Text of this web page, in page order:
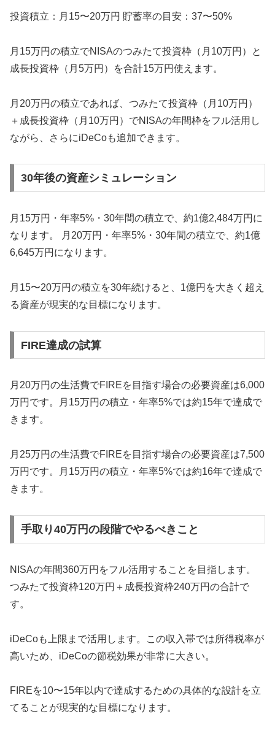
投資積立：月15〜20万円 貯蓄率の目安：37〜50%
月15万円の積立でNISAのつみたて投資枠（月10万円）と
成長投資枠（月5万円）を合計15万円使えます。
月20万円の積立であれば、つみたて投資枠（月10万円）
＋成長投資枠（月10万円）でNISAの年間枠をフル活用し
ながら、さらにiDeCoも追加できます。
30年後の資産シミュレーション
月15万円・年率5%・30年間の積立で、約1億2,484万円に
なります。 月20万円・年率5%・30年間の積立で、約1億
6,645万円になります。
月15〜20万円の積立を30年続けると、1億円を大きく超え
る資産が現実的な目標になります。
FIRE達成の試算
月20万円の生活費でFIREを目指す場合の必要資産は6,000
万円です。月15万円の積立・年率5%では約15年で達成で
きます。
月25万円の生活費でFIREを目指す場合の必要資産は7,500
万円です。月15万円の積立・年率5%では約16年で達成で
きます。
手取り40万円の段階でやるべきこと
NISAの年間360万円をフル活用することを目指します。
つみたて投資枠120万円＋成長投資枠240万円の合計で
す。
iDeCoも上限まで活用します。この収入帯では所得税率が
高いため、iDeCoの節税効果が非常に大きい。
FIREを10〜15年以内で達成するための具体的な設計を立
てることが現実的な目標になります。